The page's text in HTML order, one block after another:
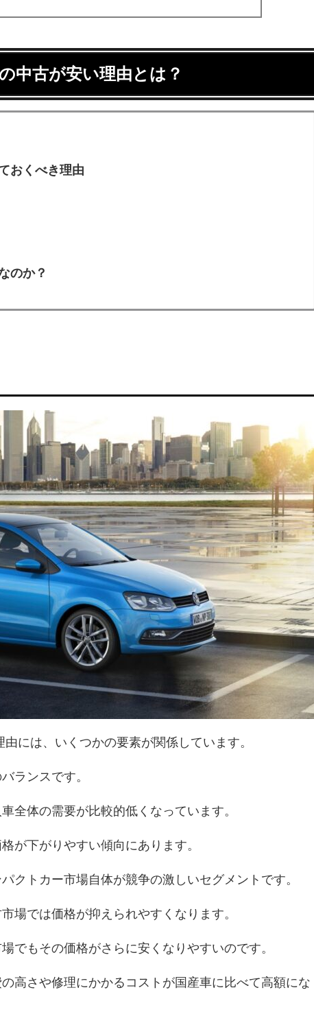
中古が安い理由とは？
おくべき理由
のか？
には、いくつかの要素が関係しています。
ランスです。
全体の需要が比較的低くなっています。
が下がりやすい傾向にあります。
クトカー市場自体が競争の激しいセグメントです。
場では価格が抑えられやすくなります。
でもその価格がさらに安くなりやすいのです。
高さや修理にかかるコストが国産車に比べて高額にな